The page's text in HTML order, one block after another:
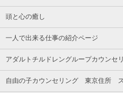
頭と心の癒し
一人で出来る仕事の紹介ページ
アダルトチルドレングループカウンセ
自由の子カウンセリング 東京住所